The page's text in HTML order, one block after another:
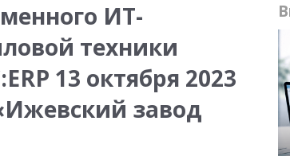
ИТ-
техники
13 октября 2023
завод